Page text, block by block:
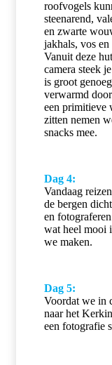
roofvogels
steenarend,
en zwarte
jakhals, vos
Vanuit deze
camera steek
is groot
verwarmd
een primitieve
zitten nemen
snacks mee.
Dag 4:
Vandaag
de bergen
en
wat heel mooi
we maken.
Dag 5:
Voordat we in
naar het
een fotografie